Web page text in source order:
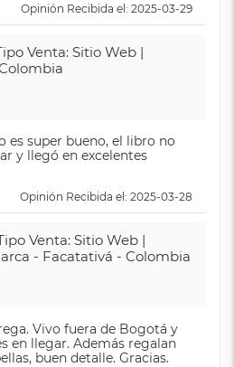
Opinión Recibida el: 2025-03-29
Venta: Sitio Web |
es super bueno, el libro no
y llegó en excelentes
Opinión Recibida el: 2025-03-28
Venta: Sitio Web |
- Facatativá - Colombia
Vivo fuera de Bogotá y
en llegar. Además regalan
buen detalle. Gracias.